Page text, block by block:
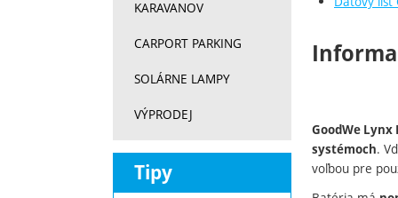
GoodWe Lynx
systémoch.
voľbou pre
KARAVANOV
CARPORT PARKING
SOLÁRNE LAMPY
VÝPRODEJ
Tipy